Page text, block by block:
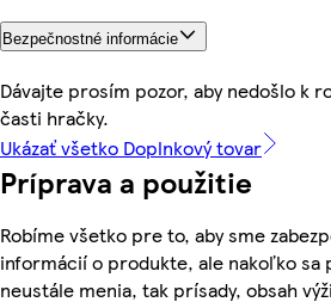
Bezpečnostné informácie
Dávajte prosím pozor, aby nedošlo k
časti hračky.
Ukázať všetko Doplnkový tovar
Príprava a použitie
Robíme všetko pre to, aby sme
informácií o produkte, ale nakoľko
neustále menia, tak prísady, obsah